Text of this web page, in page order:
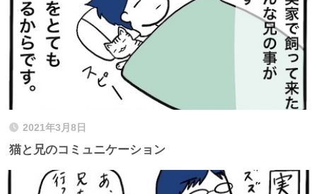
2021年3月8日
猫と兄のコミュニケーション